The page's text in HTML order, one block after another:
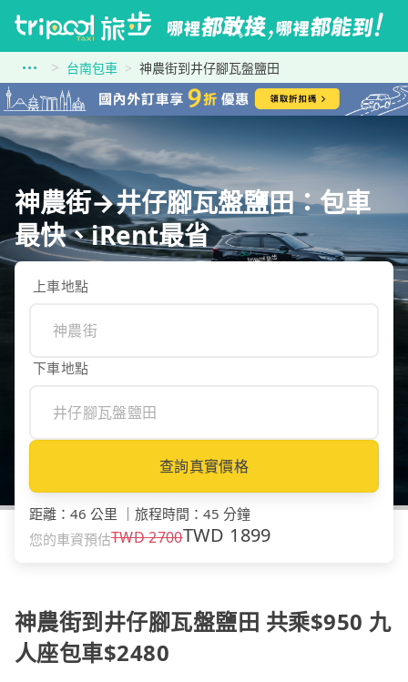
台南包車 神農街到井仔腳瓦盤鹽田
神農街→井仔腳瓦盤鹽田：包車
最快、iRent最省
上車地點
下車地點
查詢真實價格
距離 ： 46 公里 ｜ 旅程時間 ： 45 分鐘
您的車資預估TWD2700TWD 1899
神農街到井仔腳瓦盤鹽田 共乘$950 九
人座包車$2480